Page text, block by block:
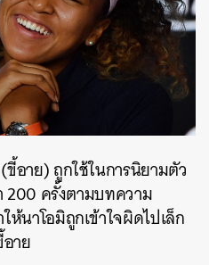
ขี้อาย) ถูกใช้ในการนิยามตัว
200 ครั้งตามบทความ
ห้นาโอมิถูกเข้าใจผิดไปเล็ก
าย